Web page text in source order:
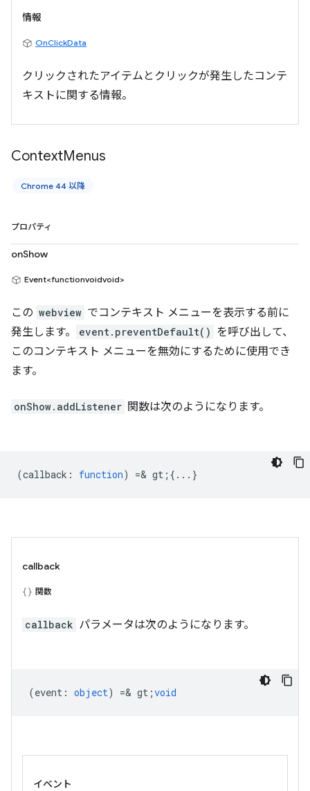
情報
OnClickData
クリックされたアイテムとクリックが発生したコンテ
キストに関する情報。
ContextMenus
Chrome 44 以降
プロパティ
onShow
Event<functionvoidvoid>
この webview でコンテキスト メニューを表示する前に
発生します。
event.preventDefault() を呼び出して、
このコンテキスト メニューを無効にするために使用でき
ます。
onShow.addListener 関数は次のようになります。
(callback : function) =& gt;{...}
callback
関数
callback パラメータは次のようになります。
(event : object) =& gt;void
イベント